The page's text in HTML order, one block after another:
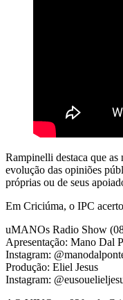
Rampinelli destaca que
evolução das opiniões
próprias ou de seus
Em Criciúma, o IPC
uMANOs Radio Show
Apresentação: Mano Dal
Instagram:
Produção: Eliel Jesus
Instagram: